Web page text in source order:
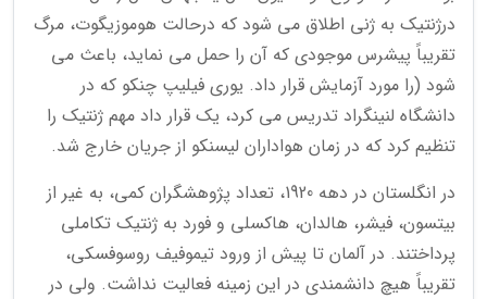
درژنتیک به ژنی اطلاق می شود که درحالت هوموزیگوت، مرگ
تقریباً پیشرس موجودی که آن را حمل می نماید، باعث می
شود (را مورد آزمایش قرار داد. یوری فیلیپ چنکو که در
دانشگاه لنینگراد تدریس می کرد، یک قرار داد مهم ژنتیک را
تنظیم کرد که در زمان هواداران لیسنکو از جریان خارج شد.
در انگلستان در دهه 1920، تعداد پژوهشگران کمی، به غیر از
بیتسون، فیشر، هالدان، هاکسلی و فورد به ژنتیک تکاملی
پرداختند. در آلمان تا پیش از ورود تیموفیف روسوفسکی،
تقریباً هیچ دانشمندی در این زمینه فعالیت نداشت. ولی در